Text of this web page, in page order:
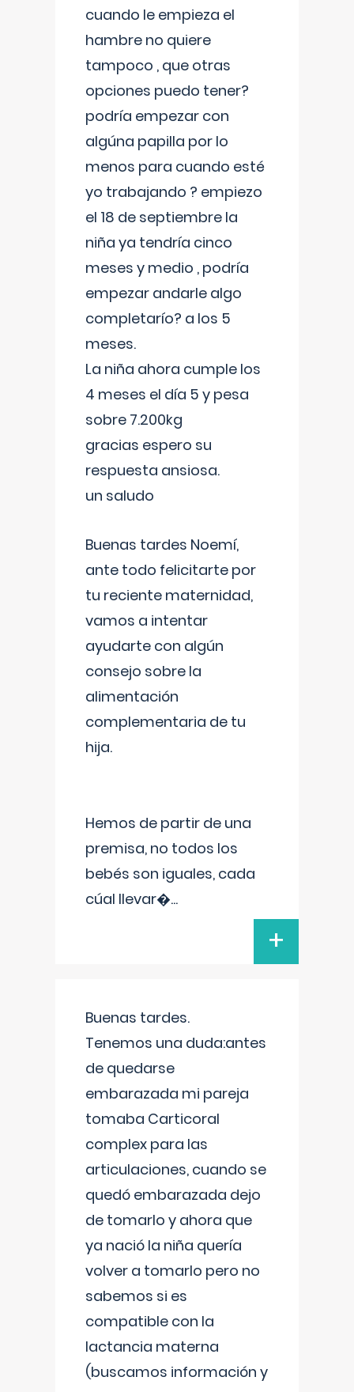
cuando le empieza el
hambre no quiere
tampoco , que otras
opciones puedo tener?
podría empezar con
algúna papilla por lo
menos para cuando esté
yo trabajando ? empiezo
el 18 de septiembre la
niña ya tendría cinco
meses y medio , podría
empezar andarle algo
completarío? a los 5
meses.
La niña ahora cumple los
4 meses el día 5 y pesa
sobre 7.200kg
gracias espero su
respuesta ansiosa.
un saludo
Buenas tardes Noemí,
ante todo felicitarte por
tu reciente maternidad,
vamos a intentar
ayudarte con algún
consejo sobre la
alimentación
complementaria de tu
hija.
Hemos de partir de una
premisa, no todos los
bebés son iguales, cada
cúal llevar�...
+
Buenas tardes.
Tenemos una duda:antes
de quedarse
embarazada mi pareja
tomaba Carticoral
complex para las
articulaciones, cuando se
quedó embarazada dejo
de tomarlo y ahora que
ya nació la niña quería
volver a tomarlo pero no
sabemos si es
compatible con la
lactancia materna
(buscamos información y